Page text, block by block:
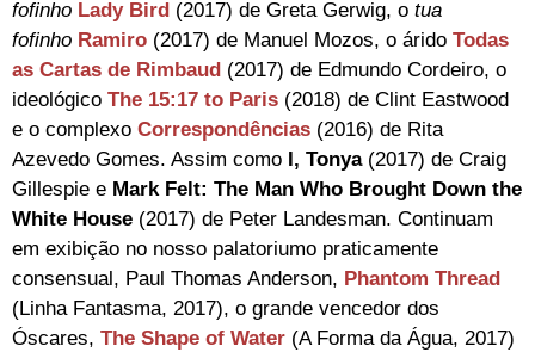
fofinho Lady Bird (2017) de Greta Gerwig, o tua
fofinho Ramiro (2017) de Manuel Mozos, o árido Todas
as Cartas de Rimbaud (2017) de Edmundo Cordeiro, o
ideológico The 15:17 to Paris (2018) de Clint Eastwood
e o complexo Correspondências (2016) de Rita
Azevedo Gomes. Assim como I, Tonya (2017) de Craig
Gillespie e Mark Felt: The Man Who Brought Down the
White House (2017) de Peter Landesman. Continuam
em exibição no nosso palatoriumo praticamente
consensual, Paul Thomas Anderson, Phantom Thread
(Linha Fantasma, 2017), o grande vencedor dos
Óscares, The Shape of Water (A Forma da Água, 2017)